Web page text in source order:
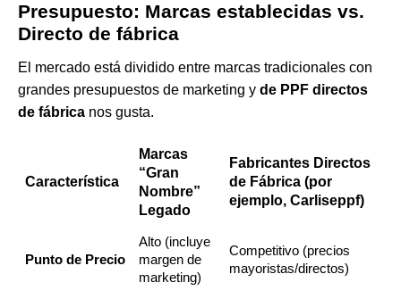
Presupuesto: Marcas establecidas vs.
Directo de fábrica
El mercado está dividido entre marcas tradicionales con
grandes presupuestos de marketing y de PPF directos
de fábrica nos gusta.
Característica
Marcas
“Gran
Nombre”
Legado
Fabricantes Directos
de Fábrica (por
ejemplo, Carliseppf)
Punto de Precio
Alto (incluye
margen de
marketing)
Competitivo (precios
mayoristas/directos)